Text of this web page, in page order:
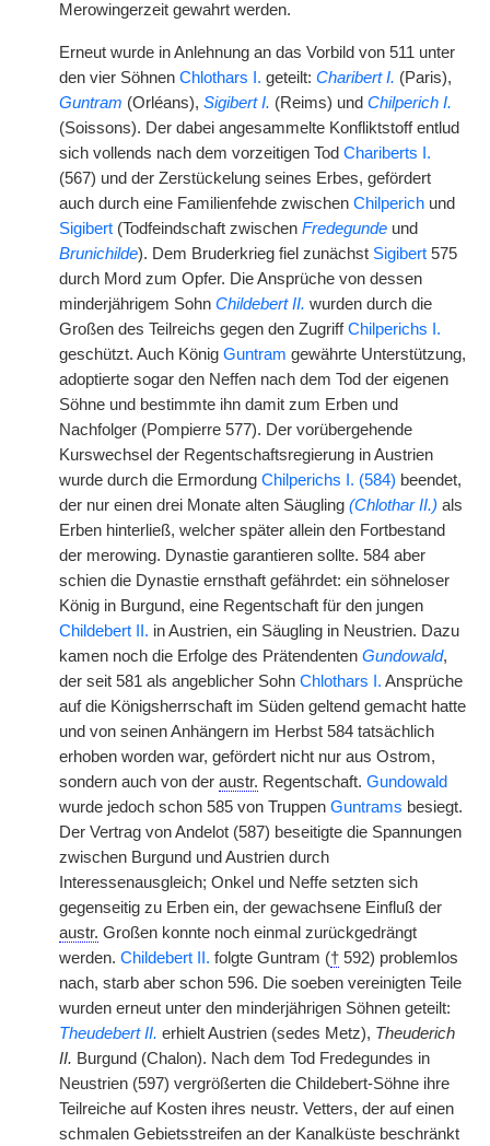
Merowingerzeit gewahrt werden.
Erneut wurde in Anlehnung an das Vorbild von 511 unter
den vier Söhnen Chlothars I. geteilt: Charibert I. (Paris),
Guntram (Orléans), Sigibert I. (Reims) und Chilperich I.
(Soissons). Der dabei angesammelte Konfliktstoff entlud
sich vollends nach dem vorzeitigen Tod Chariberts I.
(567) und der Zerstückelung seines Erbes, gefördert
auch durch eine Familienfehde zwischen Chilperich und
Sigibert (Todfeindschaft zwischen Fredegunde und
Brunichilde). Dem Bruderkrieg fiel zunächst Sigibert 575
durch Mord zum Opfer. Die Ansprüche von dessen
minderjährigem Sohn Childebert II. wurden durch die
Großen des Teilreichs gegen den ZugriffChilperichs I.
geschützt. Auch König Guntram gewährte Unterstützung,
adoptierte sogar den Neffen nach dem Tod der eigenen
Söhne und bestimmte ihn damit zum Erben und
Nachfolger (Pompierre 577). Der vorübergehende
Kurswechsel der Regentschaftsregierung in Austrien
wurde durch die Ermordung Chilperichs I. (584) beendet,
der nur einen drei Monate alten Säugling (Chlothar II.) als
Erben hinterließ, welcher später allein den Fortbestand
der merowing. Dynastie garantieren sollte. 584 aber
schien die Dynastie ernsthaft gefährdet: ein söhneloser
König in Burgund, eine Regentschaft für den jungen
Childebert II. in Austrien, ein Säugling in Neustrien. Dazu
kamen noch die Erfolge des Prätendenten Gundowald,
der seit 581 als angeblicher Sohn Chlothars I. Ansprüche
auf die Königsherrschaft im Süden geltend gemacht hatte
und von seinen Anhängern im Herbst 584 tatsächlich
erhoben worden war, gefördert nicht nur aus Ostrom,
sondern auch von der austr. Regentschaft. Gundowald
wurde jedoch schon 585 von Truppen Guntrams besiegt.
Der Vertrag von Andelot (587) beseitigte die Spannungen
zwischen Burgund und Austrien durch
Interessenausgleich; Onkel und Neffe setzten sich
gegenseitig zu Erben ein, der gewachsene Einfluß der
austr. Großen konnte noch einmal zurückgedrängt
werden. Childebert II. folgte Guntram († 592) problemlos
nach, starb aber schon 596. Die soeben vereinigten Teile
wurden erneut unter den minderjährigen Söhnen geteilt:
Theudebert II. erhielt Austrien (sedes Metz), Theuderich
II. Burgund (Chalon). Nach dem Tod Fredegundes in
Neustrien (597) vergrößerten die Childebert-Söhne ihre
Teilreiche auf Kosten ihres neustr. Vetters, der auf einen
schmalen Gebietsstreifen an der Kanalküste beschränkt